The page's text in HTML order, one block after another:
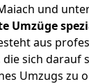
und
Umzüge
aus
sich darauf
Umzugs zu